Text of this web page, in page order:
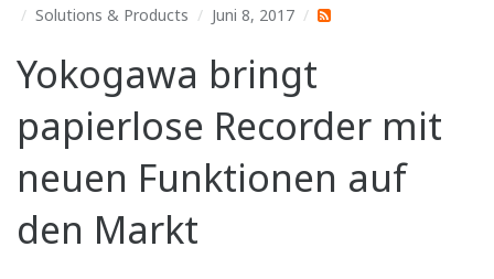
Solutions & Products
Juni 8, 2017
Yokogawa bringt
papierlose Recorder mit
neuen Funktionen auf
den Markt